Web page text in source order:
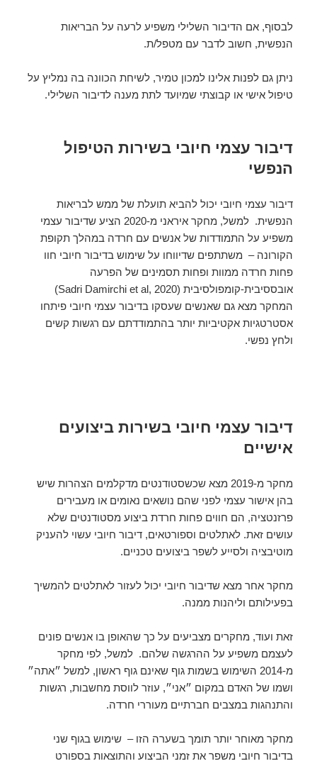
לבסוף, אם הדיבור השלילי משפיע לרעה על הבריאות
הנפשית, חשוב לדבר עם מטפל/ת.
ניתן גם לפנות אלינו למכון טמיר, לשיחת הכוונה בה נמליץ על
טיפול אישי או קבוצתי שמיועד לתת מענה לדיבור השלילי.
דיבור עצמי חיובי בשירות הטיפול
הנפשי
דיבור עצמי חיובי יכול להביא תועלת של ממש לבריאות
הנפשית. למשל, מחקר איראני מ-2020 הציע שדיבור עצמי
משפיע על התמודדות של אנשים עם חרדה במהלך תקופת
הקורונה – משתתפים שדיווחו על שימוש בדיבור חיובי חוו
פחות חרדה ממוות ופחות תסמינים של הפרעה
אובססיבית-קומפולסיבית (Sadri Damirchi et al, 2020)
המחקר מצא גם שאנשים שעסקו בדיבור עצמי חיובי פיתחו
אסטרטגיות אקטיביות יותר בהתמודדתם עם רגשות קשים
ולחץ נפשי.
דיבור עצמי חיובי בשירות ביצועים
אישיים
מחקר מ-2019 מצא שכשסטודנטים מדקלמים הצהרות שיש
בהן אישור עצמי לפני שהם נושאים נאומים או מעבירים
פרזנטציה, הם חווים פחות חרדת ביצוע מסטודנטים שלא
עושים זאת. לאתלטים וספורטאים, דיבור חיובי עשוי להעניק
מוטיבציה ולסייע לשפר ביצועים טכניים.
מחקר אחר מצא שדיבור חיובי יכול לעזור לאתלטים להמשיך
בפעילותם וליהנות ממנה.
זאת ועוד, מחקרים מצביעים על כך שהאופן בו אנשים פונים
לעצמם משפיע על ההרגשה שלהם.למשל, לפי מחקר
מ-2014 השימוש בשמות גוף שאינם גוף ראשון, למשל ״אתה״
ושמו של האדם במקום ״אני״, עוזר לווסת מחשבות, רגשות
והתנהגות במצבים חברתיים מעוררי חרדה.
מחקר מאוחר יותר תומך בשערה הזו – שימוש בגוף שני
בדיבור חיובי משפר את זמני הביצוע והתוצאות בספורט